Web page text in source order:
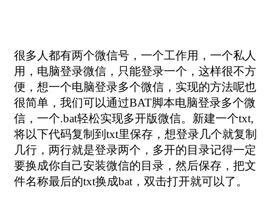
很多人都有两个微信号，一个工作用，一个私人
用，电脑登录微信，只能登录一个，这样很不方
便，想一个电脑登录多个微信，实现的方法呢也
很简单，我们可以通过BAT脚本电脑登录多个微
信，一个.bat轻松实现多开版微信。新建一个txt,
将以下代码复制到txt里保存，想登录几个就复制
几行，两行就是登录两个，多开的目录记得一定
要换成你自己安装微信的目录，然后保存，把文
件名称最后的txt换成bat，双击打开就可以了。